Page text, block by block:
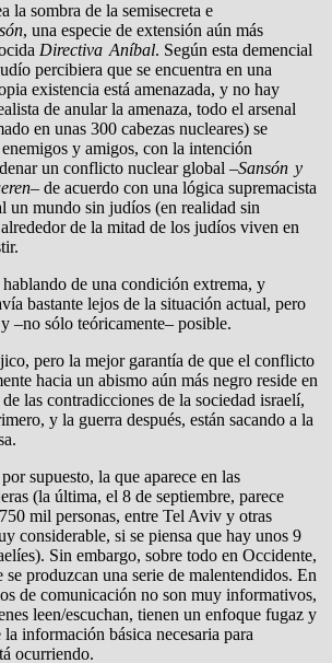
la sombra de la semisecreta e
, una especie de extensión aún más
Directiva Aníbal. Según esta demencial
percibiera que se encuentra en una
existencia está amenazada, y no hay
de anular la amenaza, todo el arsenal
en unas 300 cabezas nucleares) se
y amigos, con la intención
un conflicto nuclear global –Sansón y
– de acuerdo con una lógica supremacista
un mundo sin judíos (en realidad sin
de la mitad de los judíos viven en
de una condición extrema, y
bastante lejos de la situación actual, pero
–no sólo teóricamente– posible.
pero la mejor garantía de que el conflicto
hacia un abismo aún más negro reside en
las contradicciones de la sociedad israelí,
y la guerra después, están sacando a la
supuesto, la que aparece en las
(la última, el 8 de septiembre, parece
mil personas, entre Tel Aviv y otras
considerable, si se piensa que hay unos 9
Sin embargo, sobre todo en Occidente,
se produzcan una serie de malentendidos. En
de comunicación no son muy informativos,
leen/escuchan, tienen un enfoque fugaz y
información básica necesaria para
ocurriendo.